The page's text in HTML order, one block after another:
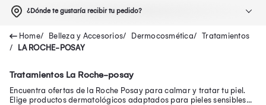
¿Dónde te gustaría recibir tu pedido?
Belleza y Accesorios Dermocosmética
Tratamientos
LA ROCHE-POSAY
Tratamientos La Roche-posay
Encuentra ofertas de la Roche Posay para calmar y tratar tu piel.
Elige productos dermatológicos adaptados para pieles sensibles